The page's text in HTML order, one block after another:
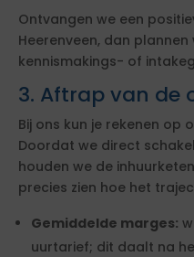
Ontvangen we een
Heerenveen, dan
kennismakings- of
3. Aftrap van de
Bij ons kun je rekenen op
Doordat we direct
houden we de
precies zien hoe het
Gemiddelde marges:
uurtarief; dit daalt na